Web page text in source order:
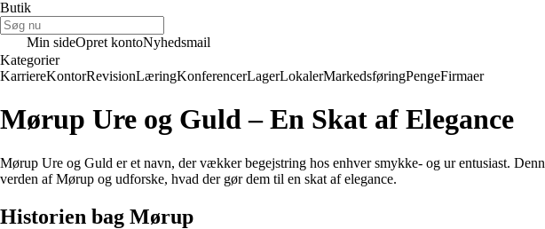
Butik
Min sideOpret kontoNyhedsmail
Kategorier
KarriereKontorRevisionLæringKonferencerLagerLokalerMarkedsføringPengeFirmaer
Mørup Ure og Guld – En Skat af Elegance
Mørup Ure og Guld er et navn, der vækker begejstring hos enhver smykke- og ur entusiast.
verden af Mørup og udforske, hvad der gør dem til en skat af elegance.
Historien bag Mørup